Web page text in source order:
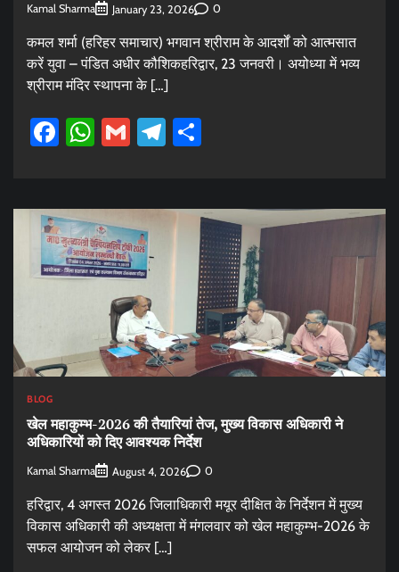
Kamal Sharma January 23, 2026 0
कमल शर्मा (हरिहर समाचार) भगवान श्रीराम के आदर्शों को आत्मसात
करें युवा – पंडित अधीर कौशिकहरिद्वार, 23 जनवरी। अयोध्या में भव्य
श्रीराम मंदिर स्थापना के […]
Facebook
WhatsApp
GmailTelegram
BLOG
खेल महाकुम्भ-2026 की तैयारियां तेज, मुख्य विकास अधिकारी ने
अधिकारियों को दिए आवश्यक निर्देश
Kamal Sharma August 4, 2026 0
हरिद्वार, 4 अगस्त 2026 जिलाधिकारी मयूर दीक्षित के निर्देशन में मुख्य
विकास अधिकारी की अध्यक्षता में मंगलवार को खेल महाकुम्भ-2026 के
सफल आयोजन को लेकर […]